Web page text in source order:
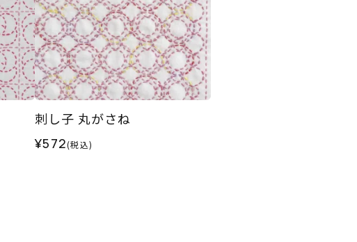
刺し子 丸がさね
¥572(税込)